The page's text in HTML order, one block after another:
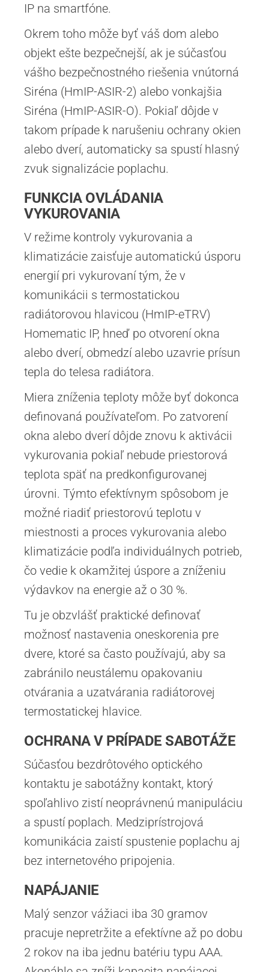
IP na smartfóne.
Okrem toho môže byť váš dom alebo
objekt ešte bezpečnejší, ak je súčasťou
vášho bezpečnostného riešenia vnútorná
Siréna (HmIP-ASIR-2) alebo vonkajšia
Siréna (HmIP-ASIR-O). Pokiaľ dôjde v
takom prípade k narušeniu ochrany okien
alebo dverí, automaticky sa spustí hlasný
zvuk signalizácie poplachu.
FUNKCIA OVLÁDANIA
VYKUROVANIA
V režime kontroly vykurovania a
klimatizácie zaisťuje automatickú úsporu
energií pri vykurovaní tým, že v
komunikácii s termostatickou
radiátorovou hlavicou (HmIP-eTRV)
Homematic IP, hneď po otvorení okna
alebo dverí, obmedzí alebo uzavrie prísun
tepla do telesa radiátora.
Miera zníženia teploty môže byť dokonca
definovaná používateľom. Po zatvorení
okna alebo dverí dôjde znovu k aktivácii
vykurovania pokiaľ nebude priestorová
teplota späť na predkonfigurovanej
úrovni. Týmto efektívnym spôsobom je
možné riadiť priestorovú teplotu v
miestnosti a proces vykurovania alebo
klimatizácie podľa individuálnych potrieb,
čo vedie k okamžitej úspore a zníženiu
výdavkov na energie až o 30 %.
Tu je obzvlášť praktické definovať
možnosť nastavenia oneskorenia pre
dvere, ktoré sa často používajú, aby sa
zabránilo neustálemu opakovaniu
otvárania a uzatvárania radiátorovej
termostatickej hlavice.
OCHRANA V PRÍPADE SABOTÁŽE
Súčasťou bezdrôtového optického
kontaktu je sabotážny kontakt, ktorý
spoľahlivo zistí neoprávnenú manipuláciu
a spustí poplach. Medziprístrojová
komunikácia zaistí spustenie poplachu aj
bez internetového pripojenia.
NAPÁJANIE
Malý senzor vážiaci iba 30 gramov
pracuje nepretržite a efektívne až po dobu
2 rokov na iba jednu batériu typu AAA.